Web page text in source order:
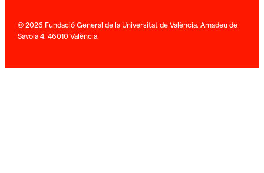
© 2026 Fundació General de la Universitat de València. Amadeu de
Savoia 4. 46010 València.